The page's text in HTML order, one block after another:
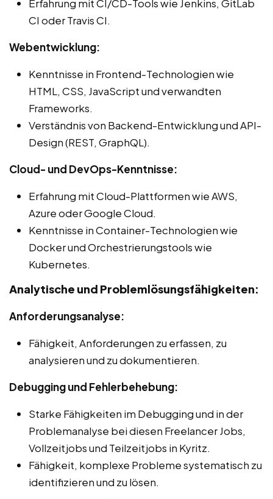
Erfahrung mit CI/CD-Tools wie Jenkins, GitLab
CI oder Travis CI.
Webentwicklung:
Kenntnisse in Frontend-Technologien wie
HTML, CSS, JavaScript und verwandten
Frameworks.
Verständnis von Backend-Entwicklung und API-
Design (REST, GraphQL).
Cloud- und DevOps-Kenntnisse:
Erfahrung mit Cloud-Plattformen wie AWS,
Azure oder Google Cloud.
Kenntnisse in Container-Technologien wie
Docker und Orchestrierungstools wie
Kubernetes.
Analytische und Problemlösungsfähigkeiten:
Anforderungsanalyse:
Fähigkeit, Anforderungen zu erfassen, zu
analysieren und zu dokumentieren.
Debugging und Fehlerbehebung:
Starke Fähigkeiten im Debugging und in der
Problemanalyse bei diesen Freelancer Jobs,
Vollzeitjobs und Teilzeitjobs in Kyritz.
Fähigkeit, komplexe Probleme systematisch zu
identifizieren und zu lösen.